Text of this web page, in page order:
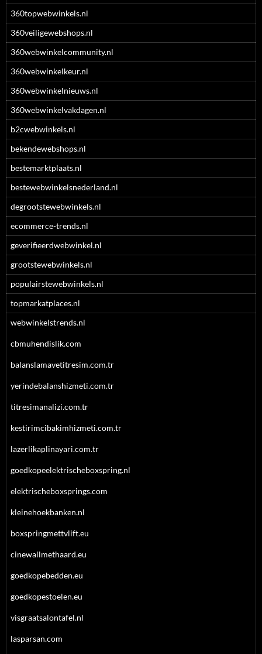
360topwebwinkels.nl
360veiligewebshops.nl
360webwinkelcommunity.nl
360webwinkelkeur.nl
360webwinkelnieuws.nl
360webwinkelvakdagen.nl
b2cwebwinkels.nl
bekendewebshops.nl
bestemarktplaats.nl
bestewebwinkelsnederland.nl
degrootstewebwinkels.nl
ecommerce-trends.nl
geverifieerdwebwinkel.nl
grootstewebwinkels.nl
populairstewebwinkels.nl
topmarkatplaces.nl
webwinkelstrends.nl
cbmuhendislik.com
balanslamavetitresim.com.tr
yerindebalanshizmeti.com.tr
titresimanalizi.com.tr
kestirimcibakimhizmeti.com.tr
lazerlikaplinayari.com.tr
goedkopeelektrischeboxspring.nl
elektrischeboxsprings.com
kleinehoekbanken.nl
boxspringmettvlift.eu
cinewallmethaard.eu
goedkopebedden.eu
goedkopestoelen.eu
visgraatsalontafel.nl
lasparsan.com